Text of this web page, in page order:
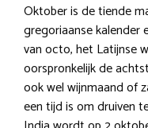
Oktober is de tiende
gregoriaanse kalender
van octo, het Latijnse
oorspronkelijk de
ook wel wijnmaand of
een tijd is om druiven